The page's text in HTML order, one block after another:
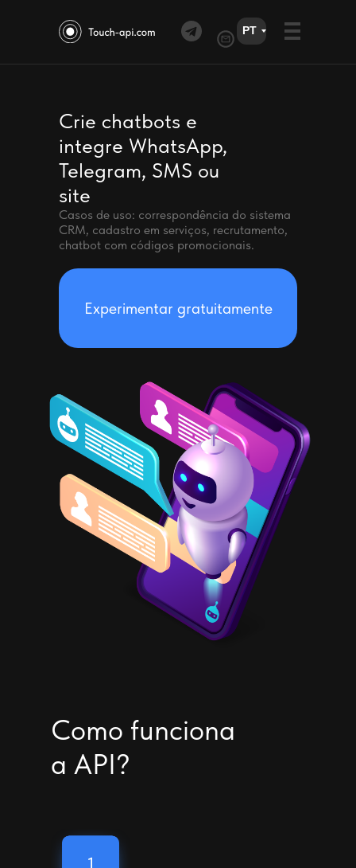
Experimentar gratuitamente
Crie chatbots e
integre WhatsApp,
Telegram, SMS ou
site
Casos de uso: correspondência do sistema
CRM, cadastro em serviços, recrutamento,
chatbot com códigos promocionais.
PT
Como funciona
a API?